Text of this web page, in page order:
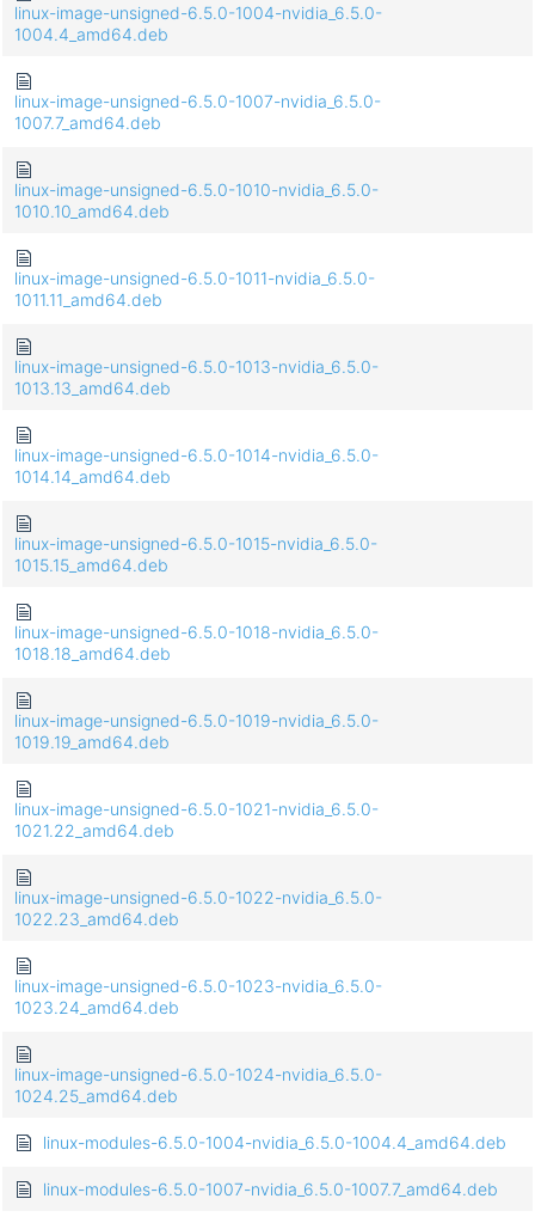
linux-image-unsigned-6.5.0-1004-nvidia_6.5.0-
1004.4_amd64.deb
linux-image-unsigned-6.5.0-1007-nvidia_6.5.0-
1007.7_amd64.deb
linux-image-unsigned-6.5.0-1010-nvidia_6.5.0-
1010.10_amd64.deb
linux-image-unsigned-6.5.0-1011-nvidia_6.5.0-
1011.11_amd64.deb
linux-image-unsigned-6.5.0-1013-nvidia_6.5.0-
1013.13_amd64.deb
linux-image-unsigned-6.5.0-1014-nvidia_6.5.0-
1014.14_amd64.deb
linux-image-unsigned-6.5.0-1015-nvidia_6.5.0-
1015.15_amd64.deb
linux-image-unsigned-6.5.0-1018-nvidia_6.5.0-
1018.18_amd64.deb
linux-image-unsigned-6.5.0-1019-nvidia_6.5.0-
1019.19_amd64.deb
linux-image-unsigned-6.5.0-1021-nvidia_6.5.0-
1021.22_amd64.deb
linux-image-unsigned-6.5.0-1022-nvidia_6.5.0-
1022.23_amd64.deb
linux-image-unsigned-6.5.0-1023-nvidia_6.5.0-
1023.24_amd64.deb
linux-image-unsigned-6.5.0-1024-nvidia_6.5.0-
1024.25_amd64.deb
linux-modules-6.5.0-1004-nvidia_6.5.0-1004.4_amd64.deb
linux-modules-6.5.0-1007-nvidia_6.5.0-1007.7_amd64.deb